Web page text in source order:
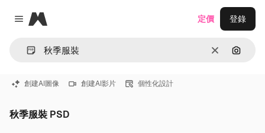
Close menu
Magnific
清除 通過圖
定價 登錄
創建AI圖像 創建AI影片 個性化設計
秋季服裝 PSD